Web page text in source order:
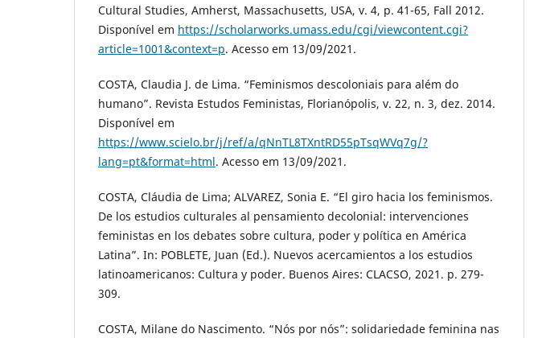
Cultural Studies, Amherst, Massachusetts, USA, v. 4, p. 41-65, Fall 2012.
Disponível em https://scholarworks.umass.edu/cgi/viewcontent.cgi?
article=1001&context=p. Acesso em 13/09/2021.
COSTA, Claudia J. de Lima. “Feminismos descoloniais para além do
humano”. Revista Estudos Feministas, Florianópolis, v. 22, n. 3, dez. 2014.
Disponível em
https://www.scielo.br/j/ref/a/qNnTL8TXntRD55pTsqWVq7g/?
lang=pt&format=html. Acesso em 13/09/2021.
COSTA, Cláudia de Lima; ALVAREZ, Sonia E. “El giro hacia los feminismos.
De los estudios culturales al pensamiento decolonial: intervenciones
feministas en los debates sobre cultura, poder y política en América
Latina”. In: POBLETE, Juan (Ed.). Nuevos acercamientos a los estudios
latinoamericanos: Cultura y poder. Buenos Aires: CLACSO, 2021. p. 279-
309.
COSTA, Milane do Nascimento. “Nós por nós”: solidariedade feminina nas